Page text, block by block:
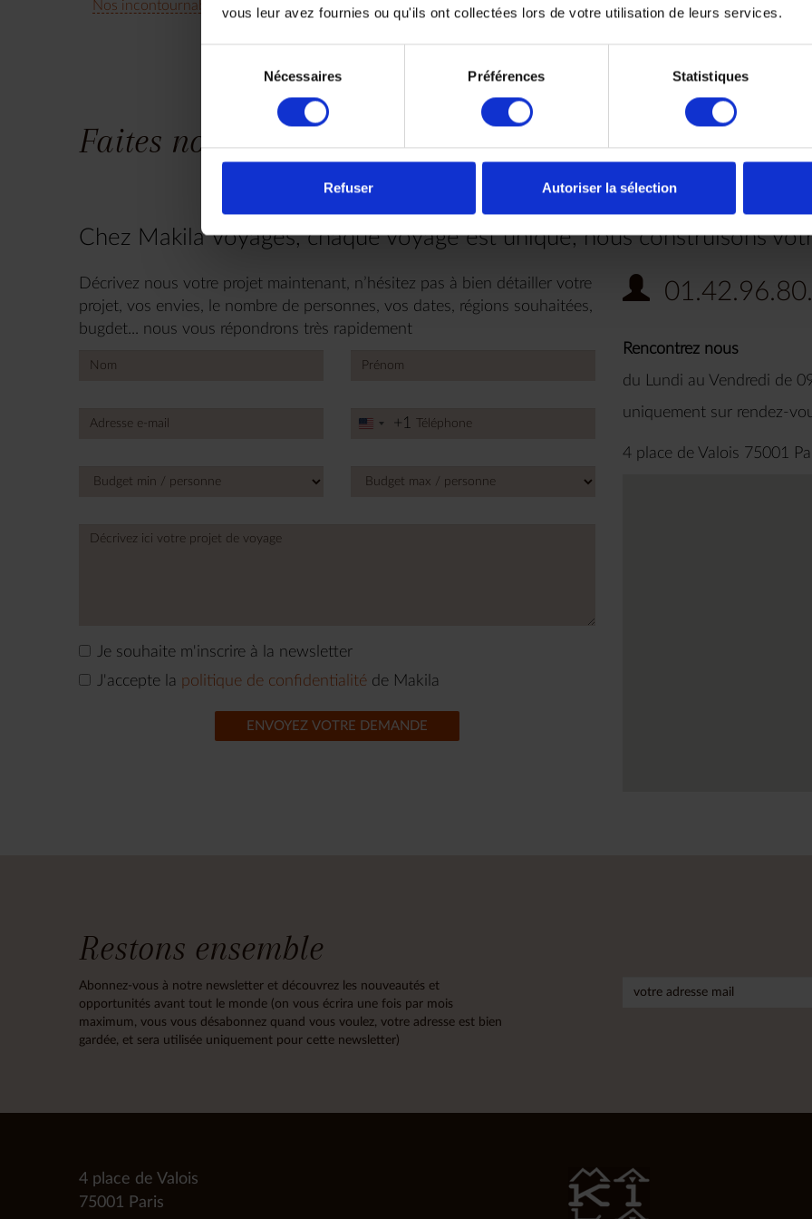
vous leur avez fournies ou qu'ils ont collectées lors de votre utilisation de leurs services.
consentement
Nécessaires Préférences Statistiques
Refuser Autoriser la sélection
Nos incontournables
Faites nous part de vos envies
Chez Makila Voyages, chaque voyage est unique, nous construisons
Décrivez nous votre projet maintenant, n’hésitez pas à bien détailler votre
projet, vos envies, le nombre de personnes, vos dates, régions souhaitées,
bugdet... nous vous répondrons très rapidement
United
+1
+1
Je souhaite m'inscrire à la newsletter
J'accepte la politique de confidentialité de Makila
ENVOYEZ VOTRE DEMANDE
Rencontrez nous
du Lundi au Vendredi de
uniquement sur rendez-
4 place de Valois 75001
Restons ensemble
Abonnez-vous à notre newsletter et découvrez les nouveautés et
opportunités avant tout le monde (on vous écrira une fois par mois
maximum, vous vous désabonnez quand vous voulez, votre adresse est bien
gardée, et sera utilisée uniquement pour cette newsletter)
4 place de Valois
75001 Paris